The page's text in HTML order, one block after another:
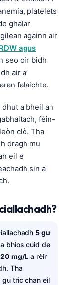
platelets
ghalar
againn air
RDW agus
seo oir bidh
air a’
falaichte.
a bheil an
fèin-
clò. Tha
dragh mu
eil e
sin a
5 gu
bhios cuid de
mg/L a rèir
Tha
gu tric chan eil